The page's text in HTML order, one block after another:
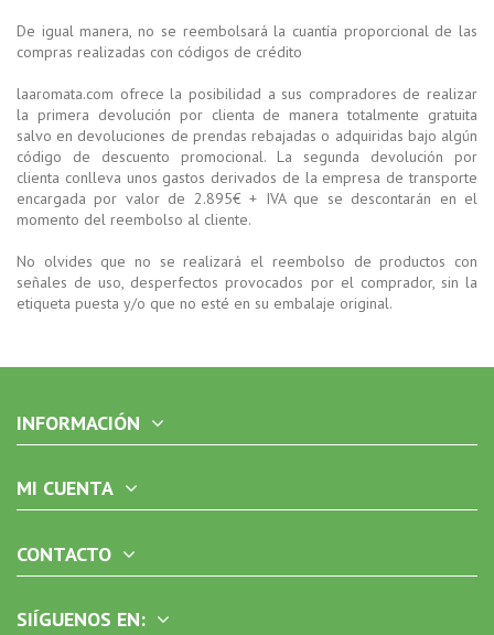
De igual manera, no se reembolsará la cuantía proporcional de las
compras realizadas con códigos de crédito
laaromata.com ofrece la posibilidad a sus compradores de realizar
la primera devolución por clienta de manera totalmente gratuita
salvo en devoluciones de prendas rebajadas o adquiridas bajo algún
código de descuento promocional. La segunda devolución por
clienta conlleva unos gastos derivados de la empresa de transporte
encargada por valor de 2.895€ + IVA que se descontarán en el
momento del reembolso al cliente.
No olvides que no se realizará el reembolso de productos con
señales de uso, desperfectos provocados por el comprador, sin la
etiqueta puesta y/o que no esté en su embalaje original.
INFORMACIÓN
MI CUENTA
CONTACTO
SIÍGUENOS EN: